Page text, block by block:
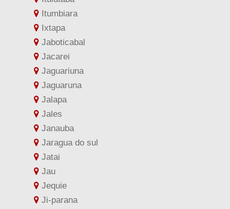
Itumbiara
Ixtapa
Jaboticabal
Jacarei
Jaguariuna
Jaguaruna
Jalapa
Jales
Janauba
Jaragua do sul
Jatai
Jau
Jequie
Ji-parana